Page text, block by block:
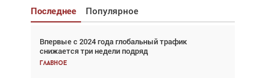
Последнее Популярное
Впервые с 2024 года глобальный трафик
снижается три недели подряд
Главное
Взгляд с высоты: тандем вертолётов и БПЛА в
спасательных операциях
Главное